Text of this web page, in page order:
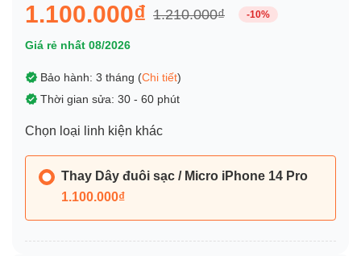
1.100.000₫ 1.210.000₫ -10%
Giá rẻ nhất 08/2026
Bảo hành: 3 tháng (Chi tiết)
Thời gian sửa: 30 - 60 phút
Chọn loại linh kiện khác
Thay Dây đuôi sạc / Micro iPhone 14 Pro
1.100.000₫